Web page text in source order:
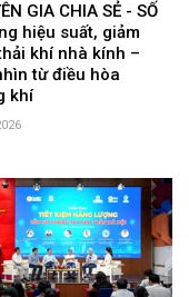
GIA CHIA SẺ - SỐ
hiệu suất, giảm
khí nhà kính –
từ điều hòa
khí